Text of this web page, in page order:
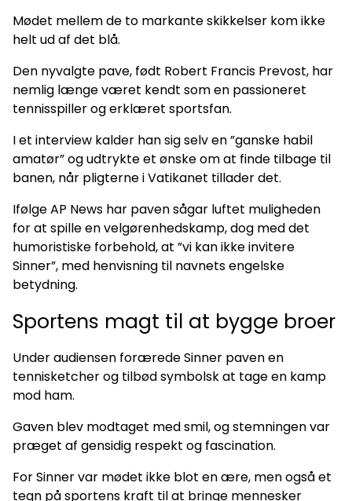
Mødet mellem de to markante skikkelser kom ikke
helt ud af det blå.
Den nyvalgte pave, født Robert Francis Prevost, har
nemlig længe været kendt som en passioneret
tennisspiller og erklæret sportsfan.
I et interview kalder han sig selv en ”ganske habil
amatør” og udtrykte et ønske om at finde tilbage til
banen, når pligterne i Vatikanet tillader det.
Ifølge AP News har paven sågar luftet muligheden
for at spille en velgørenhedskamp, dog med det
humoristiske forbehold, at ”vi kan ikke invitere
Sinner”, med henvisning til navnets engelske
betydning.
Sportens magt til at bygge broer
Under audiensen forærede Sinner paven en
tennisketcher og tilbød symbolsk at tage en kamp
mod ham.
Gaven blev modtaget med smil, og stemningen var
præget af gensidig respekt og fascination.
For Sinner var mødet ikke blot en ære, men også et
tegn på sportens kraft til at bringe mennesker